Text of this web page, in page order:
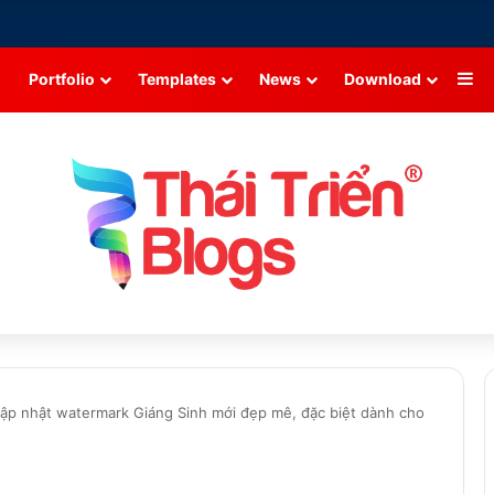
Portfolio Templates News Download
nhật watermark Giáng Sinh mới đẹp mê, đặc biệt dành cho